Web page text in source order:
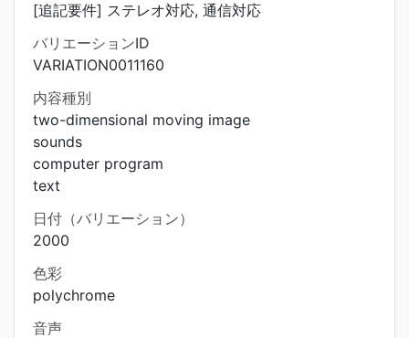
[追記要件] ステレオ対応, 通信対応
バリエーションID
VARIATION0011160
内容種別
two-dimensional moving image
sounds
computer program
text
日付（バリエーション）
2000
色彩
polychrome
音声